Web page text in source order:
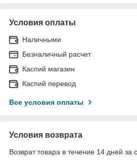
Условия оплаты
Наличными
Безналичный расчет
Каспий магазин
Каспий перевод
Все условия оплаты
Условия возврата
Возврат товара в течение 14 дней за